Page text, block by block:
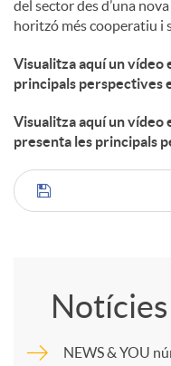
del sector des d’una
horitzó més cooperatiu i
Visualitza aquí un vídeo
principals perspectives
Visualitza aquí un vídeo
presenta les principals
C
NEWS & YOU